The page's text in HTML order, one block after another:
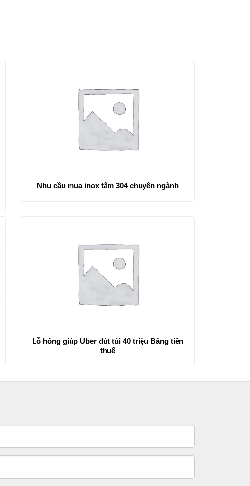
Nhu cầu mua inox tấm 304 chuyên ngành
Lỗ hổng giúp Uber đút túi 40 triệu Bảng tiền
thuế